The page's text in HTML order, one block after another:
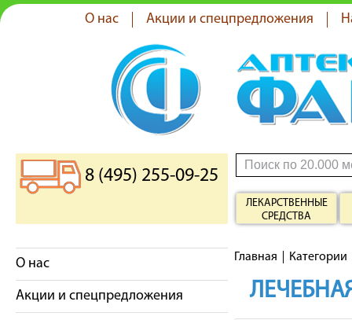
О нас Акции и спецпредложения
8 (495) 255-09-25
ЛЕКАРСТВЕННЫЕ
СРЕДСТВА
О нас
Акции и спецпредложения
Главная Категории